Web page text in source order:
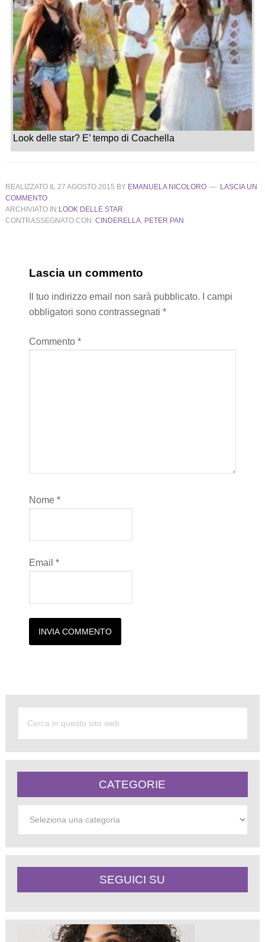
Look delle star? E’ tempo di Coachella
REALIZZATO IL 27 AGOSTO 2015 BY EMANUELA NICOLORO
LASCIA UN
COMMENTO
ARCHIVIATO IN:LOOK DELLE STAR
CONTRASSEGNATO CON: CINDERELLA, PETER PAN
Lascia un commento
Il tuo indirizzo email non sarà pubblicato.
I campi
obbligatori sono contrassegnati *
Commento *
Nome *
Email *
CATEGORIE
SEGUICI SU